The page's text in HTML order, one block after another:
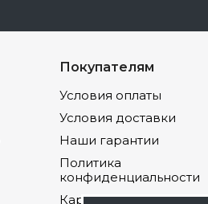
Покупателям
Условия оплаты
Условия доставки
Наши гарантии
Политика
конфиденциальности
Карта сайта